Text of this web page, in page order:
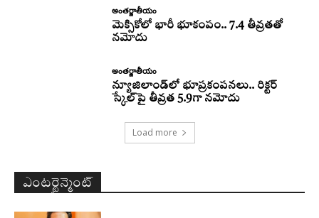
అంతర్జాతీయం
మెక్సికోలో భారీ భూకంపం.. 7.4 తీవ్రతతో
నమోదు
అంతర్జాతీయం
న్యూజిలాండ్‌లో భూప్రకంపనలు.. రిక్టర్‌
స్కేల్‌పై తీవ్రత 5.9గా నమోదు
Load more
ఎంటర్టైన్మెంట్